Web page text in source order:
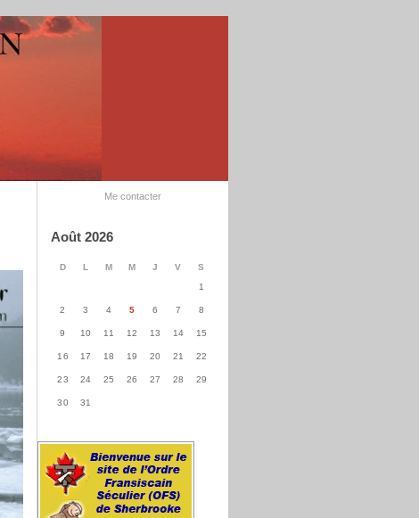
Me contacter
Août 2026
D L M M J V
S
1
2 3 4 5 6 7 8
9 10 11 12 13 14 15
16 17 18 19 20 21 22
23 24 25 26 27 28 29
30 31